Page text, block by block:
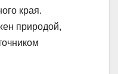
края.
природой,